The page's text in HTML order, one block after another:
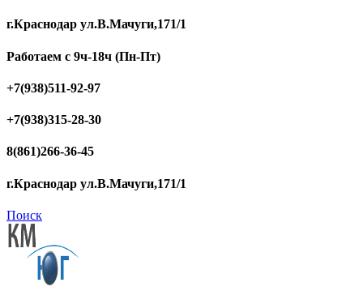
г.Краснодар ул.В.Мачуги,171/1
Работаем с 9ч-18ч (Пн-Пт)
+7(938)511-92-97
+7(938)315-28-30
8(861)266-36-45
г.Краснодар ул.В.Мачуги,171/1
Поиск